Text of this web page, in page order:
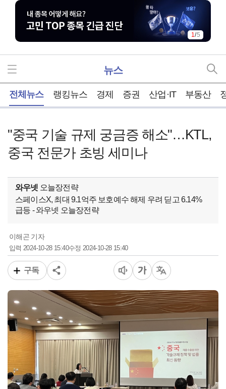
1/5
뉴스
전체뉴스 랭킹뉴스 경제 증권 산업·IT 부동산
"중국 기술 규제 궁금증 해소"…KTL,
중국 전문가 초빙 세미나
와우넷 오늘장전략
스페이스X, 최대 9.1억주 보호예수 해제 우려 딛고 6.14%
급등 - 와우넷 오늘장전략
이해곤 기자
입력2024-10-28 15:40수정 2024-10-28 15:40
구독